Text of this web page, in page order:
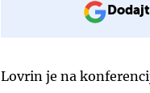
Lovrin je na